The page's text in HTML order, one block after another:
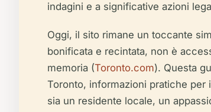
indagini e a significative azioni
Oggi, il sito rimane un toccante
bonificata e recintata, non è
memoria (Toronto.com). Questa
Toronto, informazioni pratiche
sia un residente locale, un